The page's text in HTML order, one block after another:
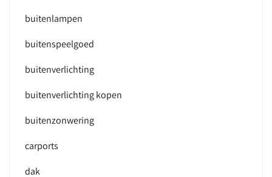
buitenlampen
buitenspeelgoed
buitenverlichting
buitenverlichting kopen
buitenzonwering
carports
dak